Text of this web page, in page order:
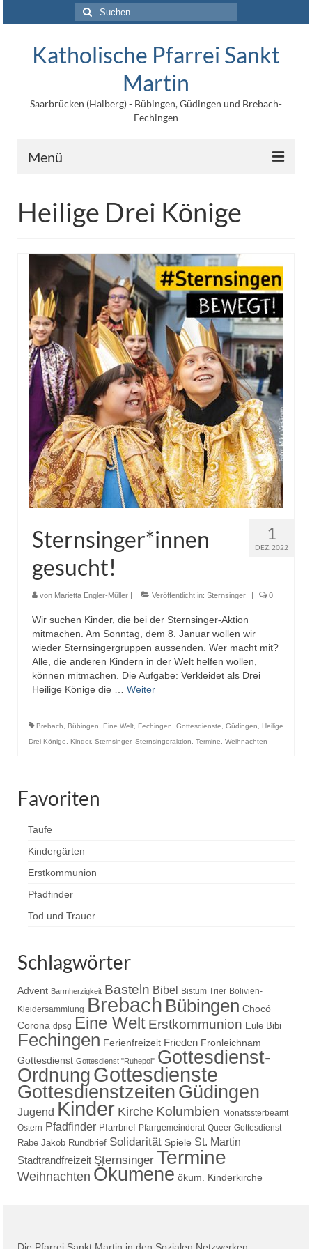
Suchen
nach:
Katholische Pfarrei Sankt
Martin
Saarbrücken (Halberg) - Bübingen, Güdingen und Brebach-
Fechingen
Menü
Veröffentlichungen
Kontakt
Impressum
Maltische für Kinder
Pfadfinder
Heilige Drei Könige
1
DEZ. 2022
Sternsinger*innen
gesucht!
von Marietta Engler-Müller | Veröffentlicht in: Sternsinger | 0
Wir suchen Kinder, die bei der Sternsinger-Aktion
mitmachen. Am Sonntag, dem 8. Januar wollen wir
wieder Sternsingergruppen aussenden. Wer macht mit?
Alle, die anderen Kindern in der Welt helfen wollen,
können mitmachen. Die Aufgabe: Verkleidet als Drei
Heilige Könige die … Weiter
Brebach Bübingen Eine Welt Fechingen Gottesdienste Güdingen
Heilige
Drei Könige
Kinder, Sternsinger, Sternsingeraktion Termine Weihnachten
Favoriten
Taufe
Kindergärten
Erstkommunion
Pfadfinder
Tod und Trauer
Schlagwörter
Advent Barmherzigkeit Basteln Bibel Bistum Trier Bolivien-
Kleidersammlung Brebach Bübingen Chocó
Corona dpsg Eine Welt Erstkommunion Eule Bibi
Fechingen Ferienfreizeit Frieden Fronleichnam
Gottesdienst Gottesdienst "Ruhepol" Gottesdienst-
OrdnungGottesdienste
Gottesdienstzeiten Güdingen
Jugend Kinder Kirche Kolumbien Monatssterbeamt
Ostern Pfadfinder Pfarrbrief Pfarrgemeinderat Queer-Gottesdienst
Rabe Jakob Rundbrief Solidarität Spiele St. Martin
Stadtrandfreizeit Sternsinger Termine
Weihnachten Ökumene ökum. Kinderkirche